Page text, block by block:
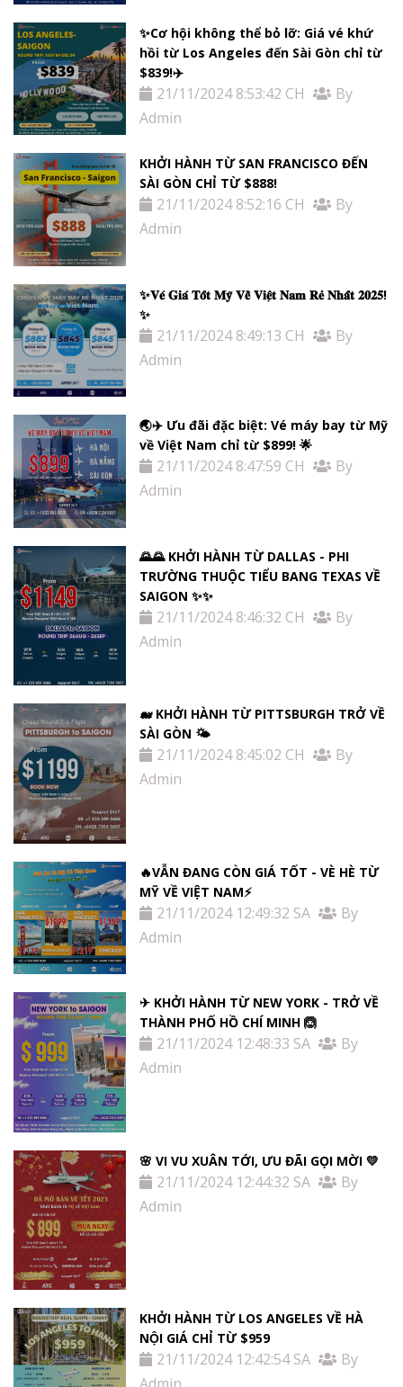
✨Cơ hội không thể bỏ lỡ: Giá vé khứ
hồi từ Los Angeles đến Sài Gòn chỉ từ
$839!✈️
21/11/2024 8:53:42 CH
By
Admin
KHỞI HÀNH TỪ SAN FRANCISCO ĐẾN
SÀI GÒN CHỈ TỪ $888!
21/11/2024 8:52:16 CH
By
Admin
✨𝐕𝐞́ 𝐆𝐢𝐚́ 𝐓𝐨̂́𝐭 𝐌𝐲̃ 𝐕𝐞̂̀ 𝐕𝐢𝐞̣̂𝐭 𝐍𝐚𝐦 𝐑𝐞̉ 𝐍𝐡𝐚̂́𝐭 𝟐𝟎𝟐𝟓!
✨
21/11/2024 8:49:13 CH
By
Admin
🌏✈️ Ưu đãi đặc biệt: Vé máy bay từ Mỹ
về Việt Nam chỉ từ $899! 🌟
21/11/2024 8:47:59 CH
By
Admin
🌄🌄 KHỞI HÀNH TỪ DALLAS - PHI
TRƯỜNG THUỘC TIỂU BANG TEXAS VỀ
SAIGON ✨✨
21/11/2024 8:46:32 CH
By
Admin
🐋 KHỞI HÀNH TỪ PITTSBURGH TRỞ VỀ
SÀI GÒN 🌤
21/11/2024 8:45:02 CH
By
Admin
🔥VẪN ĐANG CÒN GIÁ TỐT - VÈ HÈ TỪ
MỸ VỀ VIỆT NAM⚡️
21/11/2024 12:49:32 SA
By
Admin
✈ KHỞI HÀNH TỪ NEW YORK - TRỞ VỀ
THÀNH PHỐ HỒ CHÍ MINH 🙆
21/11/2024 12:48:33 SA
By
Admin
🌸 VI VU XUÂN TỚI, ƯU ĐÃI GỌI MỜI 💛
21/11/2024 12:44:32 SA
By
Admin
KHỞI HÀNH TỪ LOS ANGELES VỀ HÀ
NỘI GIÁ CHỈ TỪ $959
21/11/2024 12:42:54 SA
By